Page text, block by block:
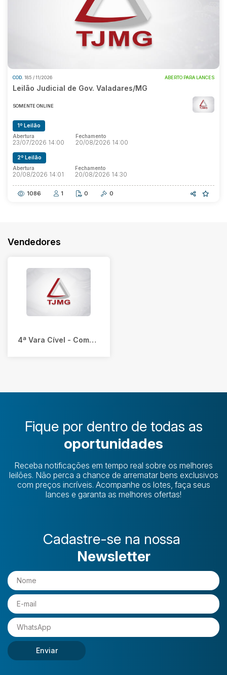
COD. 185 / 11/2026 ABERTO PARA LANCES
Leilão Judicial de Gov. Valadares/MG
SOMENTE ONLINE
1º Leilão
Abertura
23/07/2026 14:00
Fechamento
20/08/2026 14:00
2º Leilão
Abertura
20/08/2026 14:01
Fechamento
20/08/2026 14:30
1086 1 0 0
Vendedores
4ª Vara Cível - Comarca de Governador Valadares/MG
Fique por dentro de todas as
oportunidades
Receba notificações em tempo real sobre os melhores
leilões. Não perca a chance de arrematar bens exclusivos
com preços incríveis. Acompanhe os lotes, faça seus
lances e garanta as melhores ofertas!
Cadastre-se na nossa
Newsletter
Enviar